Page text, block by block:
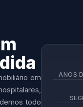
Construção civil
Mobiliário
Arquitetura
em
todo
ANOS